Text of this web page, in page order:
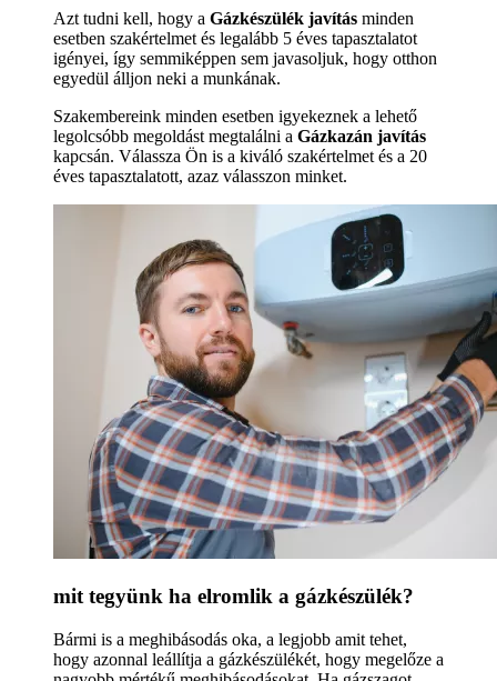
Azt tudni kell, hogy a Gázkészülék javítás minden
esetben szakértelmet és legalább 5 éves tapasztalatot
igényei, így semmiképpen sem javasoljuk, hogy otthon
egyedül álljon neki a munkának.
Szakembereink minden esetben igyekeznek a lehető
legolcsóbb megoldást megtalálni a Gázkazán javítás
kapcsán. Válassza Ön is a kiváló szakértelmet és a 20
éves tapasztalatott, azaz válasszon minket.
mit tegyünk ha elromlik a gázkészülék?
Bármi is a meghibásodás oka, a legjobb amit tehet,
hogy azonnal leállítja a gázkészülékét, hogy megelőze a